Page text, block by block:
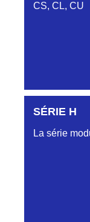
CS, CL, CU
Aucune
SÉRIE H
La série